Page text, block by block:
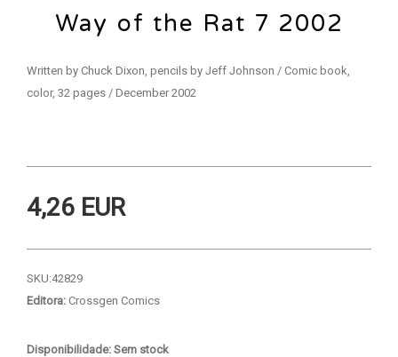
Way of the Rat 7 2002
Written by Chuck Dixon, pencils by Jeff Johnson / Comic book,
color, 32 pages / December 2002
4,26 EUR
SKU:42829
Editora: Crossgen Comics
Disponibilidade: Sem stock